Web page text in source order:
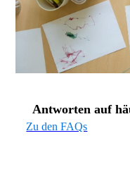
Antworten auf
Zu den FAQs